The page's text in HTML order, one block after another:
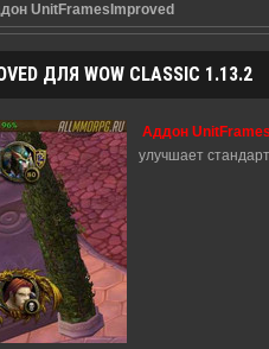
UnitFramesImproved
ДЛЯ WOW CLASSIC 1.13.2
Аддон
улучшает